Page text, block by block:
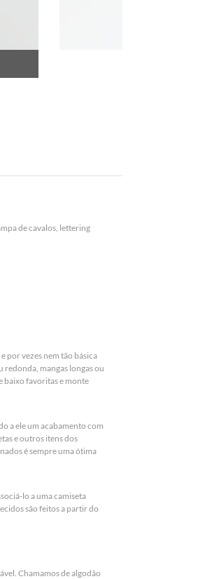
de cavalos, lettering
por vezes nem tão básica
redonda, mangas longas ou
baixo favoritas e monte
a ele um acabamento com
e outros itens dos
é sempre uma ótima
lo a uma camiseta
são feitos a partir do
Chamamos de algodão